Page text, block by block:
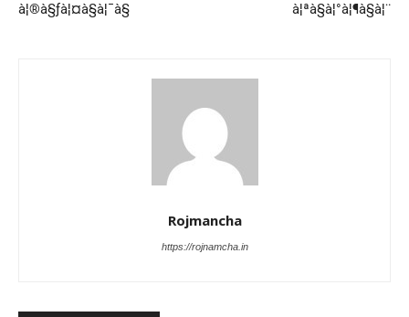
à¦®à§ƒà¦¤à§à¦¯à§
à¦ªà§à¦°à¦¶à§à¦¨
Rojmancha
https://rojnamcha.in